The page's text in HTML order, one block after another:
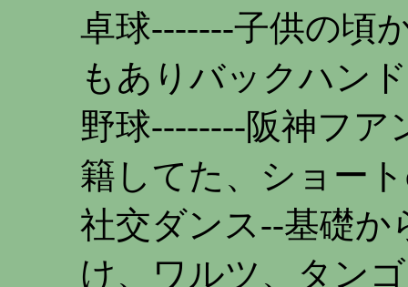
卓球-------子供の頃
もありバックハン
野球--------阪神フア
籍してた、ショー
社交ダンス--基礎か
け、ワルツ、タン